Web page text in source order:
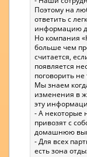
Поэтому на
ответить с
информацию
Но компания
больше чем
считается,
появляется
поговорить
Мы знаем
изменения в
эту
- А некоторые
привозят с
домашнюю
- Для всех
есть зона